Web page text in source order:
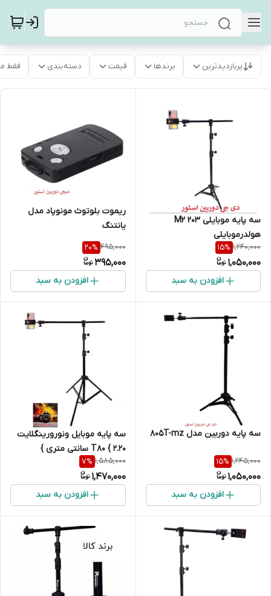
پربازدیدترین برندها قیمت دسته‌بندی فقط
سه پایه موبایلی 203 M2
هولدرموبایلی
1,240,000
15%
1,050,000
افزودن به سبد
ریموت بلوتوث مونوپاد مدل
یانتنگ
495,000
20%
395,000
افزودن به سبد
سه پایه دوربین مدل 805T-mz
1,245,000
15%
1,050,000
افزودن به سبد
سه پایه موبایل ونورورینگلایت
T80 { 2.20 سانتی متری }
باهولدرموبایل
1,585,000
7%
1,470,000
افزودن به سبد